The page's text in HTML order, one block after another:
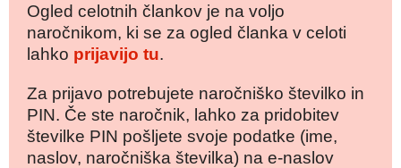
Ogled celotnih člankov je na voljo
naročnikom, ki se za ogled članka v celoti
lahko prijavijo tu.
Za prijavo potrebujete naročniško številko in
PIN. Če ste naročnik, lahko za pridobitev
številke PIN pošljete svoje podatke (ime,
naslov, naročniška številka) na e-naslov